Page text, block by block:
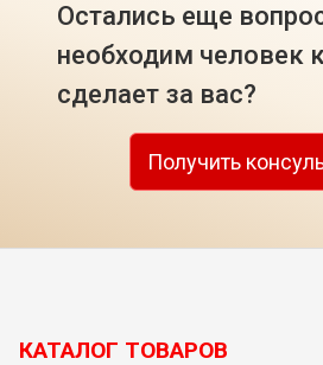
Остались еще
необходим человек
сделает за вас?
Получить
КАТАЛОГ ТОВАРОВ